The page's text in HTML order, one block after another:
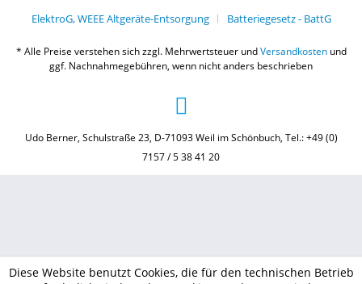
ElektroG, WEEE Altgeräte-Entsorgung
Batteriegesetz - BattG
* Alle Preise verstehen sich zzgl. Mehrwertsteuer undVersandkostenund
ggf. Nachnahmegebühren, wenn nicht anders beschrieben
Udo Berner, Schulstraße 23, D-71093 Weil im Schönbuch, Tel.: +49 (0)
7157 / 5 38 41 20
Diese Website benutzt Cookies, die für den technischen Betrieb